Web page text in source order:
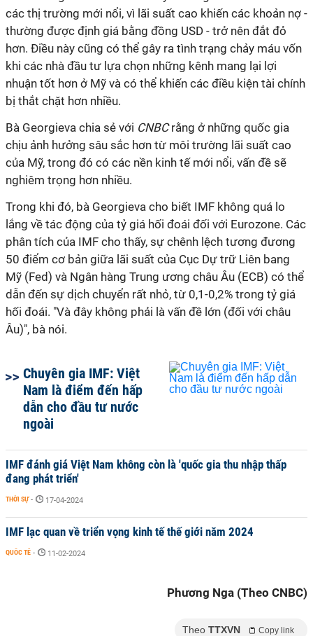
các thị trường mới nổi, vì lãi suất cao khiến các khoản nợ -
thường được định giá bằng đồng USD - trở nên đắt đỏ
hơn. Điều này cũng có thể gây ra tình trạng chảy máu vốn
khi các nhà đầu tư lựa chọn những kênh mang lại lợi
nhuận tốt hơn ở Mỹ và có thể khiến các điều kiện tài chính
bị thắt chặt hơn nhiều.
Bà Georgieva chia sẻ với CNBCrằng ở những quốc gia
chịu ảnh hưởng sâu sắc hơn từ môi trường lãi suất cao
của Mỹ, trong đó có các nền kinh tế mới nổi, vấn đề sẽ
nghiêm trọng hơn nhiều.
Trong khi đó, bà Georgieva cho biết IMF không quá lo
lắng về tác động của tỷ giá hối đoái đối với Eurozone. Các
phân tích của IMF cho thấy, sự chênh lệch tương đương
50 điểm cơ bản giữa lãi suất của Cục Dự trữ Liên bang
Mỹ (Fed) và Ngân hàng Trung ương châu Âu (ECB) có thể
dẫn đến sự dịch chuyển rất nhỏ, từ 0,1-0,2% trong tỷ giá
hối đoái. "Và đây không phải là vấn đề lớn (đối với châu
Âu)", bà nói.
Chuyên gia IMF: Việt
Nam là điểm đến hấp
dẫn cho đầu tư nước
ngoài
IMF đánh giá Việt Nam không còn là 'quốc gia thu nhập thấp
đang phát triển'
THỜI SỰ - 17-04-2024
IMF lạc quan về triển vọng kinh tế thế giới năm 2024
QUỐC TẾ - 11-02-2024
Phương Nga (Theo CNBC)
Theo TTXVN Copy link